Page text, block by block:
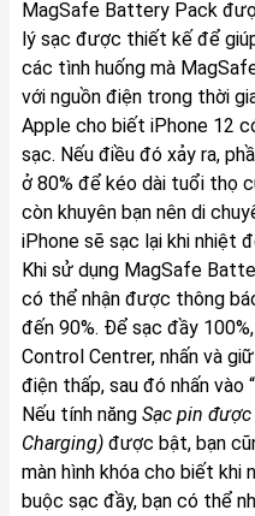
MagSafe Battery Pack
lý sạc được thiết kế để
các tình huống mà
với nguồn điện trong thời
Apple cho biết iPhone 12
sạc. Nếu điều đó xảy ra,
ở 80% để kéo dài tuổi thọ
còn khuyên bạn nên di
‌iPhone‌ sẽ sạc lại khi nhiệt
Khi sử dụng MagSafe
có thể nhận được thông
đến 90%. Để sạc đầy
Control Centrer, nhấn và
điện thấp, sau đó nhấn vào
Nếu tính năngSạc pin được
Charging)được bật, bạn
màn hình khóa cho biết khi
buộc sạc đầy, bạn có thể